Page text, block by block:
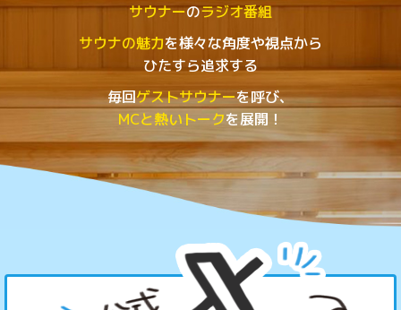
サウナーのラジオ番組
サウナの魅力を様々な角度や視点から
ひたすら追求する
毎回ゲストサウナーを呼び、
MCと熱いトークを展開！